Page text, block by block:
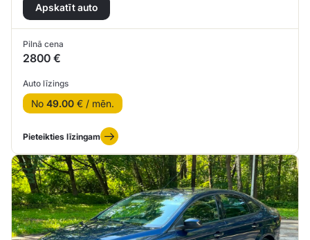
Apskatīt auto
Pilnā cena
2800 €
Auto līzings
No 49.00 € / mēn.
Pieteikties līzingam